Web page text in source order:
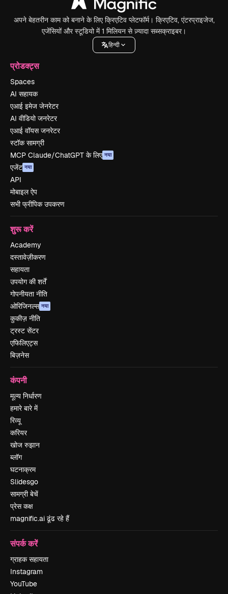
अपने बेहतरीन काम को बनाने के लिए क्रिएटिव प्लेटफॉर्म। क्रिएटिव, एंटरप्राइजेज,
एजेंसियों और स्टूडियो में 1 मिलियन से ज़्यादा सब्सक्राइबर।
हिन्दी
प्रोडक्ट्स
Spaces
AI सहायक
एआई इमेज जेनरेटर
AI वीडियो जनरेटर
एआई वॉयस जनरेटर
स्टॉक सामग्री
MCP Claude/ChatGPT के लिए नया
एजेंट नया
API
मोबाइल ऐप
सभी फ्रीपिक उपकरण
शुरू करें
Academy
दस्तावेज़ीकरण
सहायता
उपयोग की शर्तें
गोपनीयता नीति
ओरिजिनल्स नया
कुकीज़ नीति
ट्रस्ट सेंटर
एफिलिएट्स
बिज़नेस
कंपनी
मूल्य निर्धारण
हमारे बारे में
रिव्यू
करियर
खोज रुझान
ब्लॉग
घटनाक्रम
Slidesgo
सामग्री बेचें
प्रेस कक्ष
magnific.ai ढूंढ रहे हैं
संपर्क करें
ग्राहक सहायता
Instagram
YouTube